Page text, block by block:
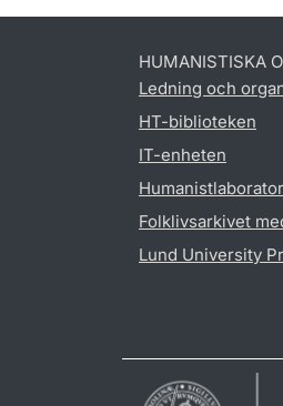
HUMANISTISKA
Ledning och
HT-biblioteken
IT-enheten
Folklivsarkivet
Lund University